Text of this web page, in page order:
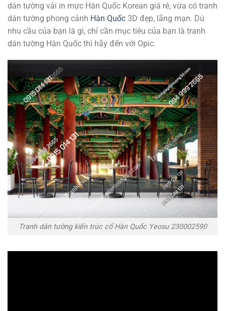
dán tường vải in mực Hàn Quốc Korean giá rẻ, vừa có tranh
dán tường phong cảnh Hàn Quốc 3D đẹp, lãng mạn. Dù
nhu cầu của bạn là gì, chỉ cần mục tiêu của bạn là tranh
dán tường Hàn Quốc thì hãy đến với Opic.
Tranh dán tường kiến trúc cổ Hàn Quốc Yeosu 230002590